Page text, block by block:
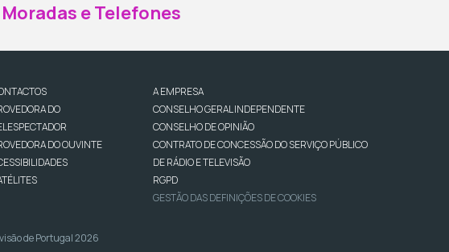
Moradas e Telefones
DO
DO OUVINTE
A EMPRESA
CONSELHO GERAL INDEPENDENTE
CONSELHO DE OPINIÃO
CONTRATO DE CONCESSÃO DO SERVIÇO PÚBLICO
DE RÁDIO E TELEVISÃO
RGPD
GESTÃO DAS DEFINIÇÕES DE COOKIES
de Portugal 2026